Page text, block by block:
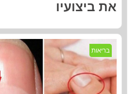
את ביצועיו
בריאות